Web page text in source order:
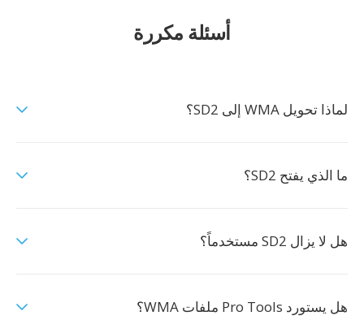
أسئلة مكررة
لماذا تحويل WMA إلى SD2؟
ما الذي يفتح SD2؟
هل لا يزال SD2 مستخدماً؟
هل يستورد Pro Tools ملفات WMA؟